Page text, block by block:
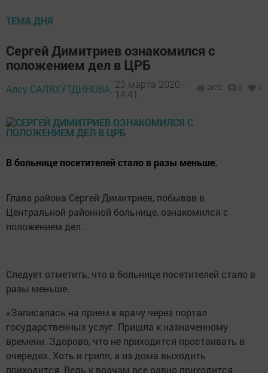
ТЕМА ДНЯ
Сергей Димитриев ознакомился с
положением дел в ЦРБ
Алсу САЛЯХУТДИНОВА, 23 марта 2020 -
14:41
2672 0 0
В больнице посетителей стало в разы меньше.
Глава района Сергей Димитриев, побывав в
Центральной районной больнице, ознакомился с
положением дел.
Следует отметить, что в больнице посетителей стало в
разы меньше.
«Записалась на прием к врачу через портал
государственных услуг. Пришла к назначенному
времени. Здорово, что не приходится простаивать в
очередях. Хоть и грипп, а из дома выходить
приходится. Ведь к врачам все равно приходится